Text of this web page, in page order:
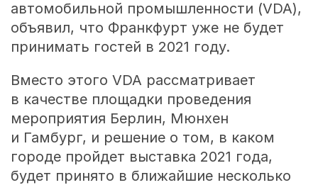
автомобильной промышленности (VDA),
объявил, что Франкфурт уже не будет
принимать гостей в 2021 году.
Вместо этого VDA рассматривает
в качестве площадки проведения
мероприятия Берлин, Мюнхен
и Гамбург, и решение о том, в каком
городе пройдет выставка 2021 года,
будет принято в ближайшие несколько